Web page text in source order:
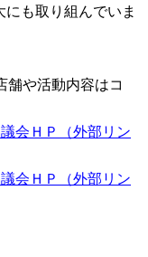
も取り組んでいま
舗や活動内容はコ
会ＨＰ（外部リン
会ＨＰ（外部リン